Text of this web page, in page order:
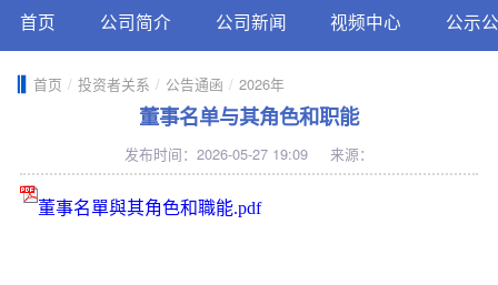
首页 公司简介 公司新闻 视频中心 公示
首页 / 投资者关系 / 公告通函 / 2026年
董事名单与其角色和职能
发布时间：2026-05-27 19:09 来源：
董事名單與其角色和職能.pdf